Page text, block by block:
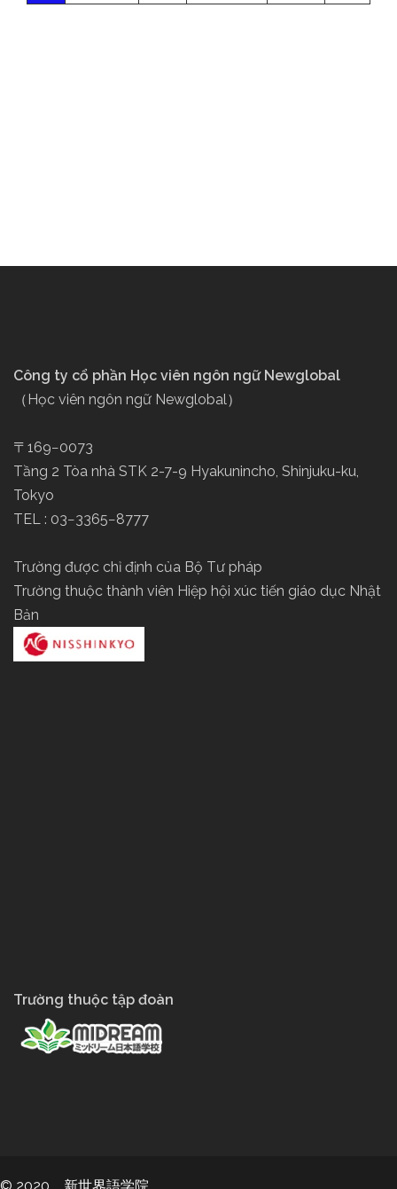
Công ty cổ phần Học viên ngôn ngữ Newglobal
（Học viên ngôn ngữ Newglobal）
〒169−0073
Tầng 2 Tòa nhà STK 2-7-9 Hyakunincho, Shinjuku-ku,
Tokyo
TEL : 03−3365−8777
Trường được chỉ định của Bộ Tư pháp
Trường thuộc thành viên Hiệp hội xúc tiến giáo dục Nhật
Bản
Trường thuộc tập đoàn